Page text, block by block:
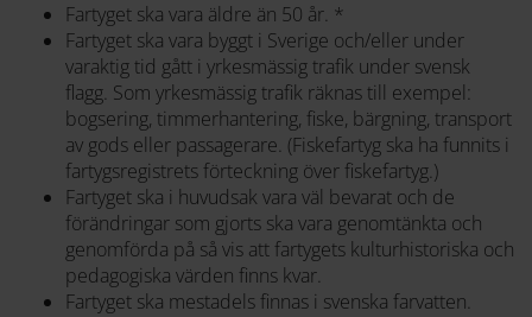
Fartyget ska vara äldre än 50 år. *
Fartyget ska vara byggt i Sverige och/eller under
varaktig tid gått i yrkesmässig trafik under svensk
flagg. Som yrkesmässig trafik räknas till exempel:
bogsering, timmerhantering, fiske, bärgning, transport
av gods eller passagerare. (Fiskefartyg ska ha funnits i
fartygsregistrets förteckning över fiskefartyg.)
Fartyget ska i huvudsak vara väl bevarat och de
förändringar som gjorts ska vara genomtänkta och
genomförda på så vis att fartygets kulturhistoriska och
pedagogiska värden finns kvar.
Fartyget ska mestadels finnas i svenska farvatten.